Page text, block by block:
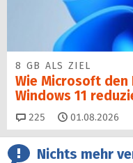
8 GB ALS ZIEL
Wie Microsoft den
Windows 11
225 Kommentare
01.08.2026
Nichts mehr